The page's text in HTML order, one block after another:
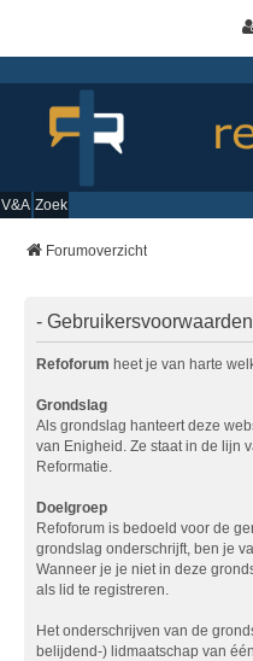
V&A Zoek
Forumoverzicht
- Gebruikersvoorwaarden
Refoforum heet je van harte
Grondslag
Als grondslag hanteert deze
van Enigheid. Ze staat in de lijn
Reformatie.
Doelgroep
Refoforum is bedoeld voor de
grondslag onderschrijft, ben je
Wanneer je je niet in deze
als lid te registreren.
Het onderschrijven van de
belijdend-) lidmaatschap van